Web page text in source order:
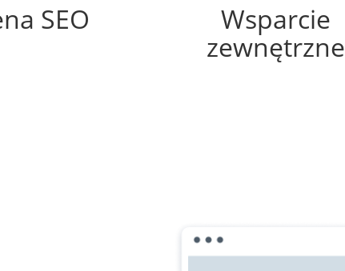
SEO
Wsparcie
zewnętrzne